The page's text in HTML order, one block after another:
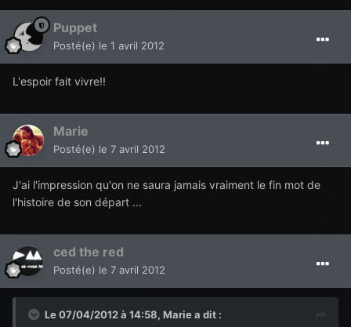
Puppet
Posté(e) le 1 avril 2012
L'espoir fait vivre!!
Marie
Posté(e) le 7 avril 2012
J'ai l'impression qu'on ne saura jamais vraiment le fin mot de
l'histoire de son départ ...
ced the red
Posté(e) le 7 avril 2012
Le 07/04/2012 à 14:58, Marie a dit :